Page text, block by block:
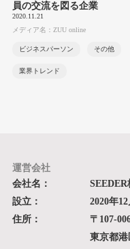
員の交流を図る企業
2020.11.21
メディア名：ZUU online
ビジネスパーソン その他
業界トレンド
運営会社
会社名：
SEEDER
設立：
2020年12
住所：
〒107-
東京都港